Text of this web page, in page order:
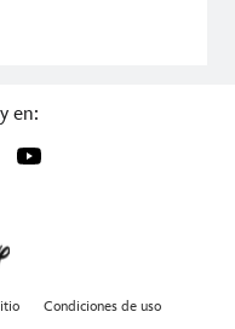
en:
Condiciones de uso